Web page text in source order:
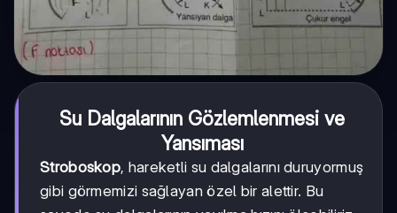
Su Dalgalarının Gözlemlenmesi ve
Yansıması
Stroboskop, hareketli su dalgalarını duruyormuş
gibi görmemizi sağlayan özel bir alettir. Bu